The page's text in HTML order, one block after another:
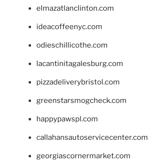
elmazatlanclinton.com
ideacoffeenyc.com
odieschillicothe.com
lacantinitagalesburg.com
pizzadeliverybristol.com
greenstarsmogcheck.com
happypawspl.com
callahansautoservicecenter.com
georgiascornermarket.com